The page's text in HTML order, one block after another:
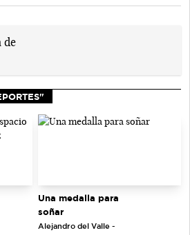
Una medalla para
soñar
Alejandro del Valle -